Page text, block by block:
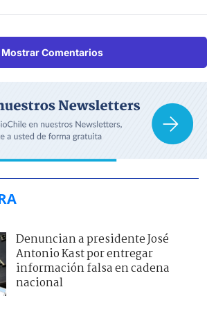
Mostrar Comentarios
Denuncian a presidente José
Antonio Kast por entregar
información falsa en cadena
nacional